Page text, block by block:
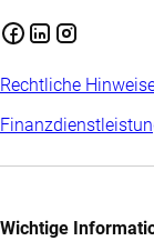
Rechtliche
Wichtige